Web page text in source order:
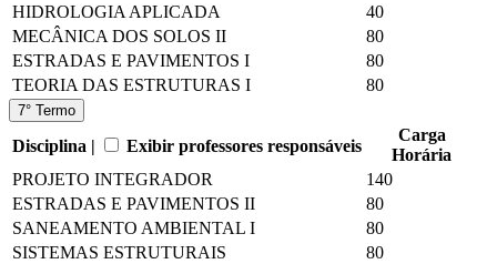
HIDROLOGIA APLICADA
40
MECÂNICA DOS SOLOS II
80
ESTRADAS E PAVIMENTOS I
80
TEORIA DAS ESTRUTURAS I
80
7° Termo
Disciplina | Exibir professores responsáveis
Carga
Horária
PROJETO INTEGRADOR
140
ESTRADAS E PAVIMENTOS II
80
SANEAMENTO AMBIENTAL I
80
SISTEMAS ESTRUTURAIS
80